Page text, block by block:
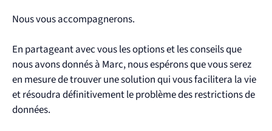
Nous vous accompagnerons.
En partageant avec vous les options et les conseils que
nous avons donnés à Marc, nous espérons que vous serez
en mesure de trouver une solution qui vous facilitera la vie
et résoudra définitivement le problème des restrictions de
données.